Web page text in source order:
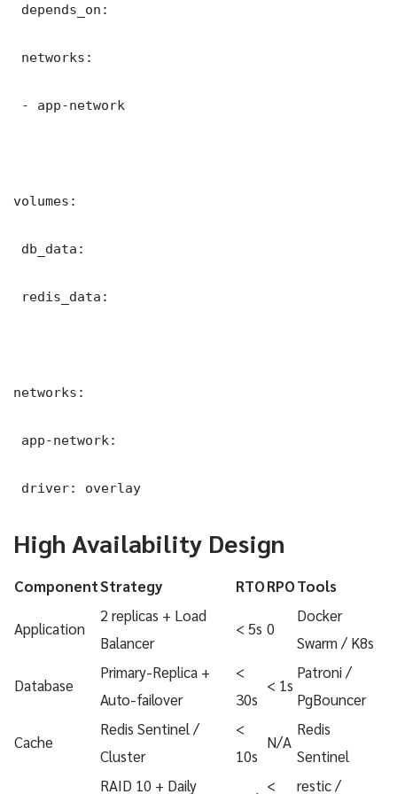
depends_on:
networks:
- app-network
volumes:
db_data:
redis_data:
networks:
app-network:
driver: overlay
High Availability Design
ComponentStrategy RTORPOTools
Application
2 replicas + Load
Balancer
< 5s 0
Docker
Swarm / K8s
Database
Primary-Replica +
Auto-failover
<
30s
< 1s
Patroni /
PgBouncer
Cache
Redis Sentinel /
Cluster
<
10s
N/A
Redis
Sentinel
RAID 10 + Daily < restic /